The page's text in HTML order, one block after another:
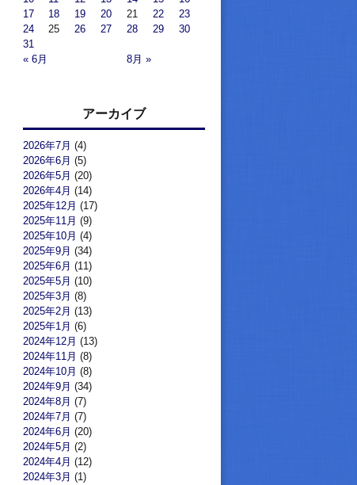
« 6月 8月 »
17
18 19 20 21 22
23
24
25 26 27 28 29
30
31
アーカイブ
2026年7月 (4)
2026年6月 (5)
2026年5月 (20)
2026年4月 (14)
2025年12月 (17)
2025年11月 (9)
2025年10月 (4)
2025年9月 (34)
2025年6月 (11)
2025年5月 (10)
2025年3月 (8)
2025年2月 (13)
2025年1月 (6)
2024年12月 (13)
2024年11月 (8)
2024年10月 (8)
2024年9月 (34)
2024年8月 (7)
2024年7月 (7)
2024年6月 (20)
2024年5月 (2)
2024年4月 (12)
2024年3月 (1)